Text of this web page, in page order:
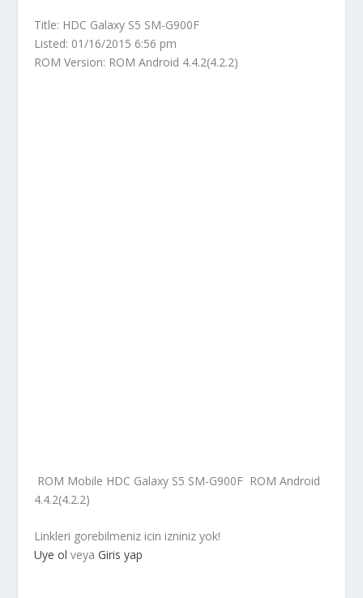
Title: HDC Galaxy S5 SM-G900F
Listed: 01/16/2015 6:56 pm
ROM Version: ROM Android 4.4.2(4.2.2)
ROM Mobile HDC Galaxy S5 SM-G900F  ROM Android
4.4.2(4.2.2)
Linkleri gorebilmeniz icin izniniz yok!
Uye ol veyaGiris yap